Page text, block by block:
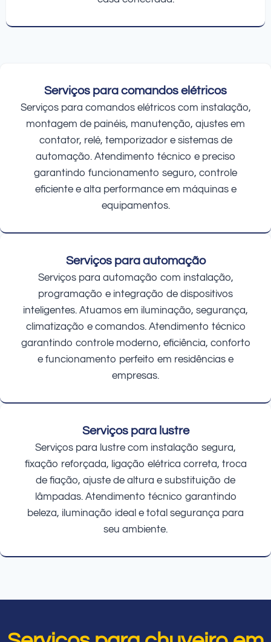
Serviços para comandos elétricos
Serviços para comandos elétricos com instalação,
montagem de painéis, manutenção, ajustes em
contator, relé, temporizador e sistemas de
automação. Atendimento técnico e preciso
garantindo funcionamento seguro, controle
eficiente e alta performance em máquinas e
equipamentos.
Serviços para automação
Serviços para automação com instalação,
programação e integração de dispositivos
inteligentes. Atuamos em iluminação, segurança,
climatização e comandos. Atendimento técnico
garantindo controle moderno, eficiência, conforto
e funcionamento perfeito em residências e
empresas.
Serviços para lustre
Serviços para lustre com instalação segura,
fixação reforçada, ligação elétrica correta, troca
de fiação, ajuste de altura e substituição de
lâmpadas. Atendimento técnico garantindo
beleza, iluminação ideal e total segurança para
seu ambiente.